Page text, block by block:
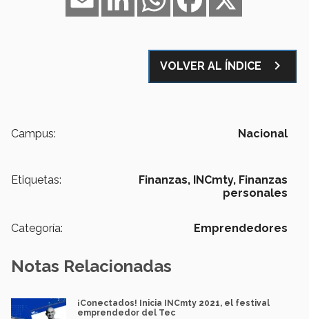
VOLVER AL ÍNDICE navigate_next
Campus: Nacional
Etiquetas: Finanzas, INCmty, Finanzas
personales
Categoría: Emprendedores
Notas Relacionadas
¡Conectados! Inicia INCmty 2021, el festival
emprendedor del Tec